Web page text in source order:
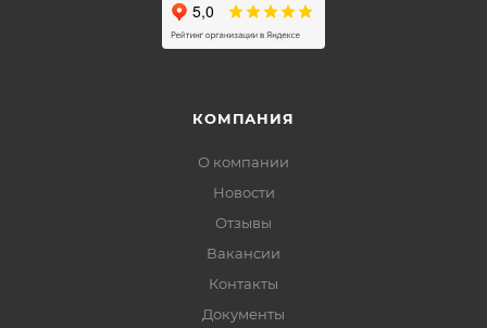
КОМПАНИЯ
О компании
Новости
Отзывы
Вакансии
Контакты
Документы